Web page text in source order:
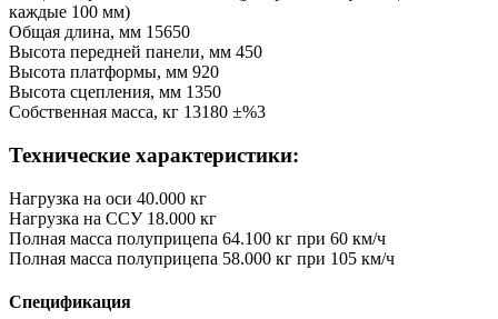
каждые 100 мм)
Общая длина, мм 15650
Высота передней панели, мм 450
Высота платформы, мм 920
Высота сцепления, мм 1350
Собственная масса, кг 13180 ±%3
Технические характеристики:
Нагрузка на оси 40.000 кг
Нагрузка на ССУ 18.000 кг
Полная масса полуприцепа 64.100 кг при 60 км/ч
Полная масса полуприцепа 58.000 кг при 105 км/ч
Спецификация